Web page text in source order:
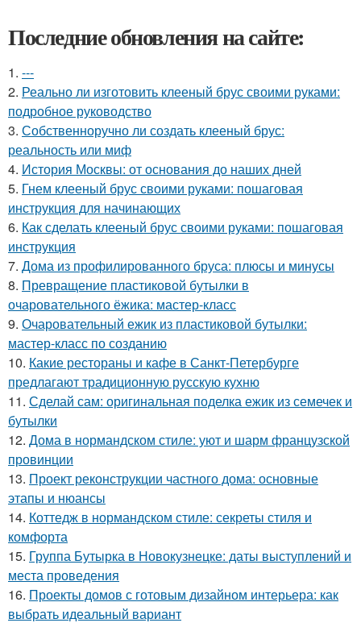
Последние обновления на сайте:
1. ---
2. Реально ли изготовить клееный брус своими руками:
подробное руководство
3. Собственноручно ли создать клееный брус:
реальность или миф
4. История Москвы: от основания до наших дней
5. Гнем клееный брус своими руками: пошаговая
инструкция для начинающих
6. Как сделать клееный брус своими руками: пошаговая
инструкция
7. Дома из профилированного бруса: плюсы и минусы
8. Превращение пластиковой бутылки в
очаровательного ёжика: мастер-класс
9. Очаровательный ежик из пластиковой бутылки:
мастер-класс по созданию
10. Какие рестораны и кафе в Санкт-Петербурге
предлагают традиционную русскую кухню
11. Сделай сам: оригинальная поделка ежик из семечек и
бутылки
12. Дома в нормандском стиле: уют и шарм французской
провинции
13. Проект реконструкции частного дома: основные
этапы и нюансы
14. Коттедж в нормандском стиле: секреты стиля и
комфорта
15. Группа Бутырка в Новокузнецке: даты выступлений и
места проведения
16. Проекты домов с готовым дизайном интерьера: как
выбрать идеальный вариант